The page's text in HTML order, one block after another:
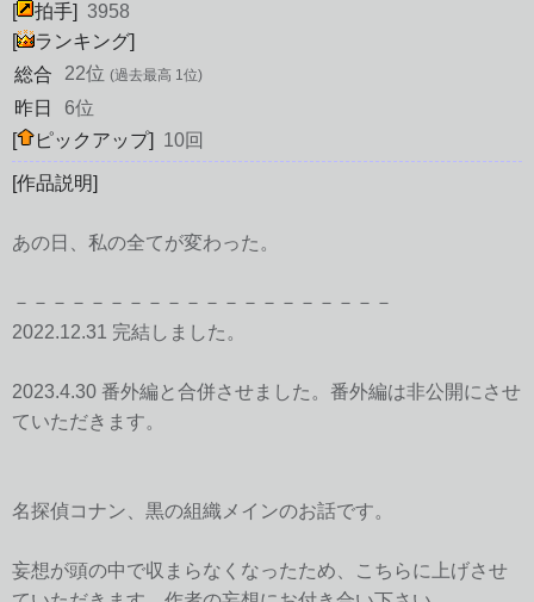
[
拍手] 3958
[
ランキング]
総合
22位 (過去最高 1位)
昨日
6位
[
ピックアップ] 10回
[作品説明]
あの日、私の全てが変わった。
－－－－－－－－－－－－－－－－－－－－
2022.12.31 完結しました。
2023.4.30 番外編と合併させました。番外編は非公開にさせ
ていただきます。
名探偵コナン、黒の組織メインのお話です。
妄想が頭の中で収まらなくなったため、こちらに上げさせ